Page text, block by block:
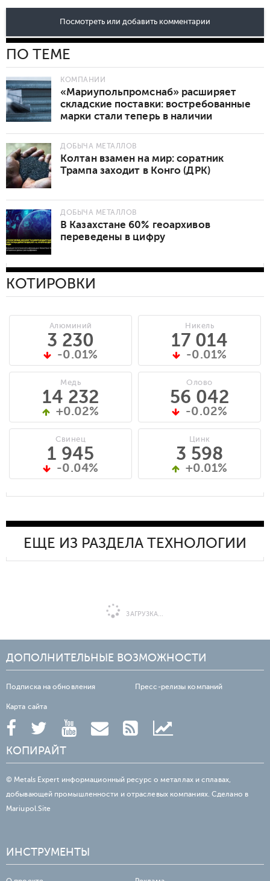
Посмотреть или добавить комментарии
ПО ТЕМЕ
КОМПАНИИ
«Мариупольпромснаб» расширяет
складские поставки: востребованные
марки стали теперь в наличии
ДОБЫЧА МЕТАЛЛОВ
Колтан взамен на мир: соратник
Трампа заходит в Конго (ДРК)
ДОБЫЧА МЕТАЛЛОВ
В Казахстане 60% геоархивов
переведены в цифру
КОТИРОВКИ
Алюминий
3 230
-0.01%
Медь
14 232
+0.02%
Свинец
1 945
-0.04%
Никель
17 014
-0.01%
Олово
56 042
-0.02%
Цинк
3 598
+0.01%
ЕЩЕ ИЗ РАЗДЕЛА ТЕХНОЛОГИИ
ЗАГРУЗКА...
ДОПОЛНИТЕЛЬНЫЕ ВОЗМОЖНОСТИ
Подписка на обновления Пресс-релизы компаний
Карта сайта
КОПИРАЙТ
© Metals Expert информационный ресурс о металлах и сплавах,
добывающей промышленности и отраслевых компаниях. Сделано в
Mariupol.Site
ИНСТРУМЕНТЫ